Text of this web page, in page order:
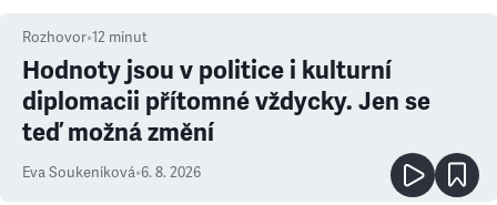
Rozhovor•12 minut
Hodnoty jsou v politice i kulturní
diplomacii přítomné vždycky. Jen se
teď možná změní
Eva Soukeníková•6. 8. 2026